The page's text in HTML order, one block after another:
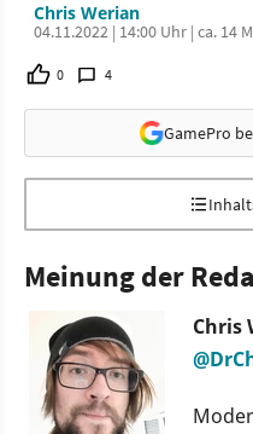
Chris Werian
04.11.2022 | 14:00 Uhr | ca. 14
0 4
GamePro
Meinung der
Chris